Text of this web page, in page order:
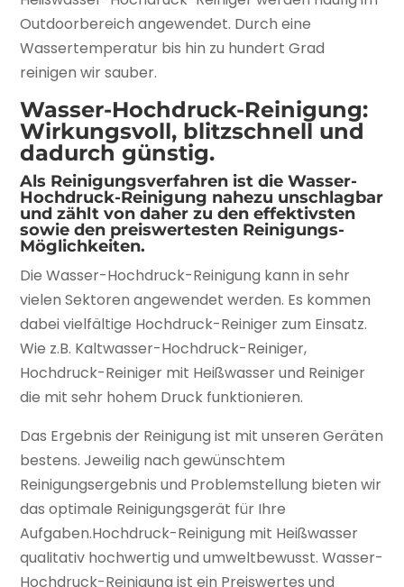
Outdoorbereich angewendet. Durch eine
Wassertemperatur bis hin zu hundert Grad
reinigen wir sauber.
Wasser-Hochdruck-Reinigung:
Wirkungsvoll, blitzschnell und
dadurch günstig.
Als Reinigungsverfahren ist die Wasser-
Hochdruck-Reinigung nahezu unschlagbar
und zählt von daher zu den effektivsten
sowie den preiswertesten Reinigungs-
Möglichkeiten.
Die Wasser-Hochdruck-Reinigung kann in sehr
vielen Sektoren angewendet werden. Es kommen
dabei vielfältige Hochdruck-Reiniger zum Einsatz.
Wie z.B. Kaltwasser-Hochdruck-Reiniger,
Hochdruck-Reiniger mit Heißwasser und Reiniger
die mit sehr hohem Druck funktionieren.
Das Ergebnis der Reinigung ist mit unseren Geräten
bestens. Jeweilig nach gewünschtem
Reinigungsergebnis und Problemstellung bieten wir
das optimale Reinigungsgerät für Ihre
Aufgaben.Hochdruck-Reinigung mit Heißwasser
qualitativ hochwertig und umweltbewusst. Wasser-
Hochdruck-Reinigung ist ein Preiswertes und